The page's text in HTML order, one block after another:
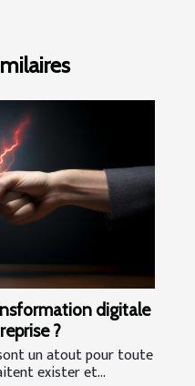
digitale
?
un atout pour toute
exister et...